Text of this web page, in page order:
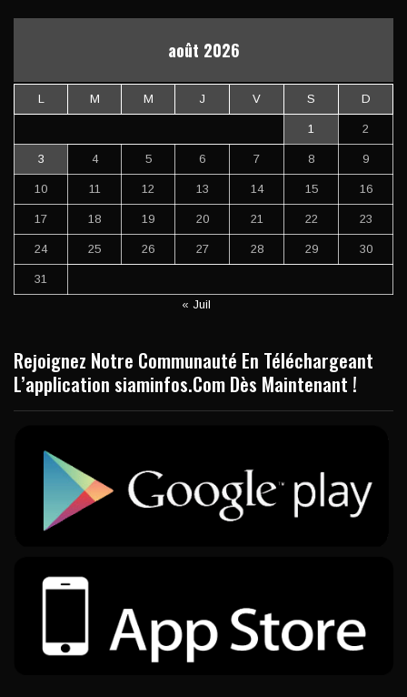
août 2026
L M M J V S D
1 2
3 4 5 6 7 8 9
10 11 12 13 14 15 16
17 18 19 20 21 22 23
24 25 26 27 28 29 30
31
« Juil
Rejoignez Notre Communauté En Téléchargeant
L’application siaminfos.Com Dès Maintenant !